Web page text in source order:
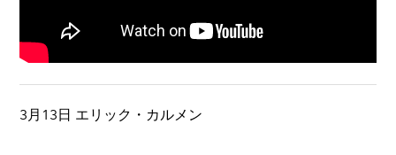
3月13日 エリック・カルメン